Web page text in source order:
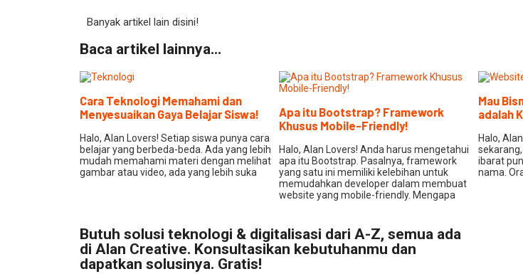
Banyak artikel lain disini!
Baca artikel lainnya...
Cara Teknologi Memahami dan
Menyesuaikan Gaya Belajar Siswa!
Halo, Alan Lovers! Setiap siswa punya cara
belajar yang berbeda-beda. Ada yang lebih
mudah memahami materi dengan melihat
gambar atau video, ada yang lebih suka
Apa itu Bootstrap? Framework
Khusus Mobile-Friendly!
Halo, Alan Lovers! Anda harus mengetahui
apa itu Bootstrap. Pasalnya, framework
yang satu ini memiliki kelebihan untuk
memudahkan developer dalam membuat
website yang mobile-friendly. Mengapa
Mau
adalah
Halo,
ibarat
nama.
Butuh solusi teknologi & digitalisasi dari A-Z, semua ada
di Alan Creative. Konsultasikan kebutuhanmu dan
dapatkan solusinya. Gratis!